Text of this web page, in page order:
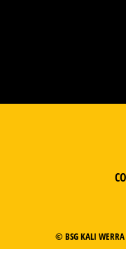
© BSG KALI WERRA